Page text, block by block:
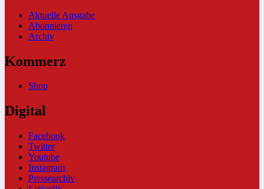
Aktuelle Ausgabe
Abonnieren
Archiv
Kommerz
Shop
Digital
Facebook
Twitter
Youtube
Instagram
Pressearchiv